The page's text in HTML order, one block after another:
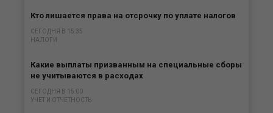
Кто лишается права на отсрочку по уплате налогов
СЕГОДНЯ В 15:35
НАЛОГИ
Какие выплаты призванным на специальные сборы
не учитываются в расходах
СЕГОДНЯ В 15:00
УЧЕТ И ОТЧЕТНОСТЬ